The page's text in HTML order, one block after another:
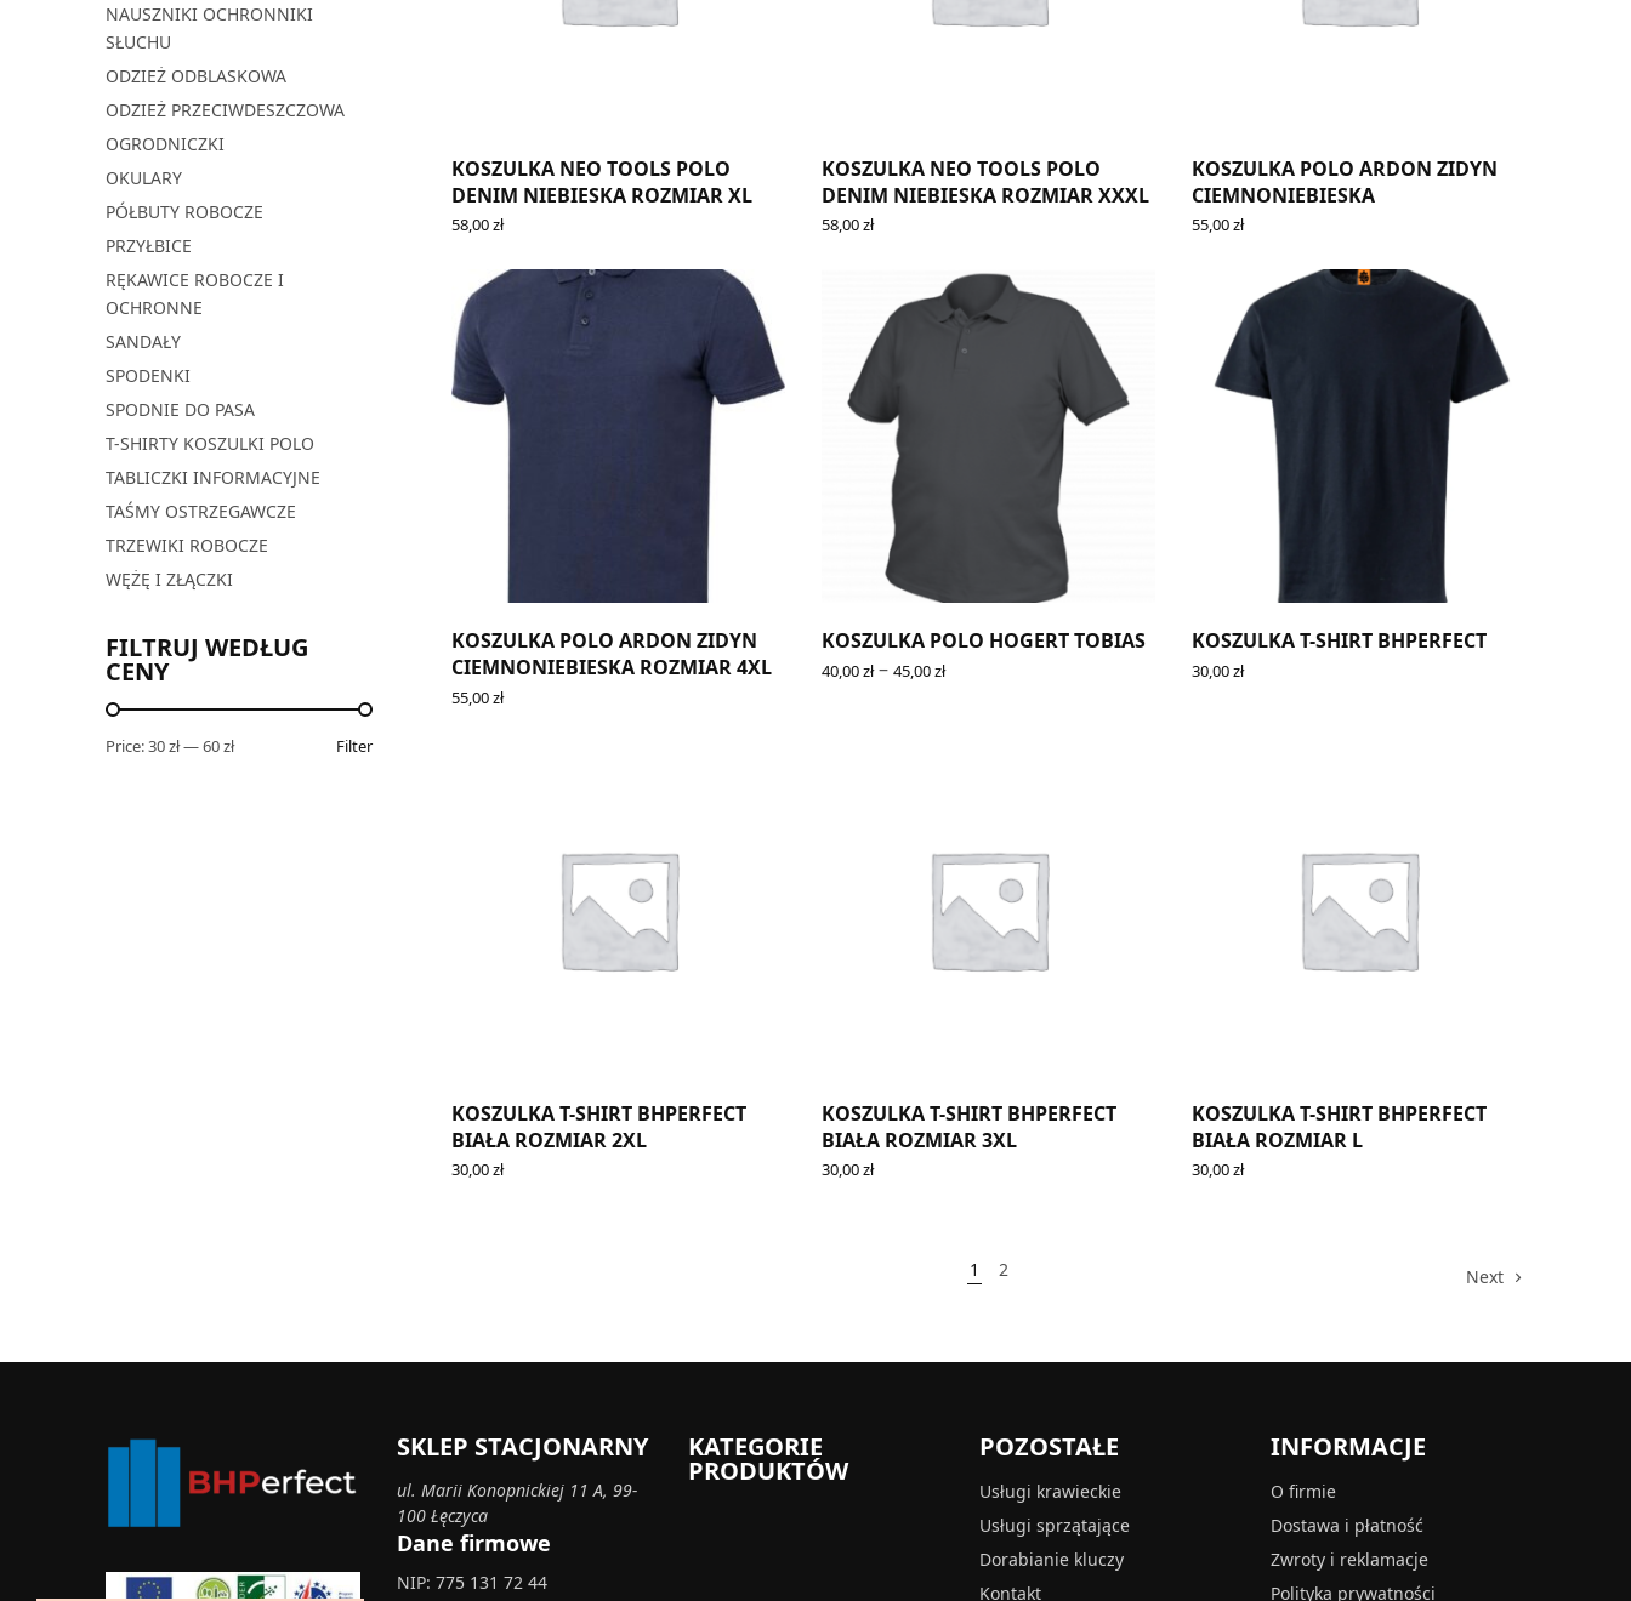
NAUSZNIKI OCHRONNIKI
SŁUCHU
ODZIEŻ ODBLASKOWA
ODZIEŻ PRZECIWDESZCZOWA
OGRODNICZKI
OKULARY
PÓŁBUTY ROBOCZE
PRZYŁBICE
RĘKAWICE ROBOCZE I
OCHRONNE
SANDAŁY
SPODENKI
SPODNIE DO PASA
T-SHIRTY KOSZULKI POLO
TABLICZKI INFORMACYJNE
TAŚMY OSTRZEGAWCZE
TRZEWIKI ROBOCZE
WĘŻĘ I ZŁĄCZKI
FILTRUJ WEDŁUG
CENY
Filter
Price:30 zł—60 zł
KOSZULKA NEO TOOLS POLO
DENIM NIEBIESKA ROZMIAR XL
58,00zł
KOSZULKA NEO TOOLS POLO
DENIM NIEBIESKA ROZMIAR XXXL
58,00zł
KOSZULKA POLO ARDON ZIDYN
CIEMNONIEBIESKA
55,00zł
KOSZULKA POLO ARDON ZIDYN
CIEMNONIEBIESKA ROZMIAR 4XL
55,00zł
KOSZULKA POLO HOGERT TOBIAS
40,00zł– 45,00zł
KOSZULKA T-SHIRT BHPERFECT
30,00zł
KOSZULKA T-SHIRT BHPERFECT
BIAŁA ROZMIAR 2XL
30,00zł
KOSZULKA T-SHIRT BHPERFECT
BIAŁA ROZMIAR 3XL
30,00zł
KOSZULKA T-SHIRT BHPERFECT
BIAŁA ROZMIAR L
30,00zł
1 2 Next
SKLEP STACJONARNY
ul. Marii Konopnickiej 11 A, 99-
100 Łęczyca
Dane firmowe
NIP: 775 131 72 44
KATEGORIE
PRODUKTÓW
POZOSTAŁE
Usługi krawieckie
Usługi sprzątające
Dorabianie kluczy
Kontakt
INFORMACJE
O firmie
Dostawa i płatność
Zwroty i reklamacje
Polityka prywatności